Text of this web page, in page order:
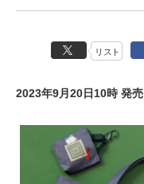
リスト
2023年9月20日10時 発売